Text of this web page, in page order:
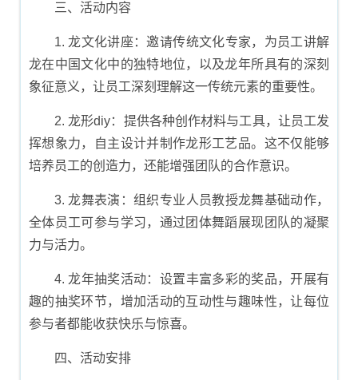
三、活动内容
1. 龙文化讲座：邀请传统文化专家，为员工讲解
龙在中国文化中的独特地位，以及龙年所具有的深刻
象征意义，让员工深刻理解这一传统元素的重要性。
2. 龙形diy：提供各种创作材料与工具，让员工发
挥想象力，自主设计并制作龙形工艺品。这不仅能够
培养员工的创造力，还能增强团队的合作意识。
3. 龙舞表演：组织专业人员教授龙舞基础动作，
全体员工可参与学习，通过团体舞蹈展现团队的凝聚
力与活力。
4. 龙年抽奖活动：设置丰富多彩的奖品，开展有
趣的抽奖环节，增加活动的互动性与趣味性，让每位
参与者都能收获快乐与惊喜。
四、活动安排